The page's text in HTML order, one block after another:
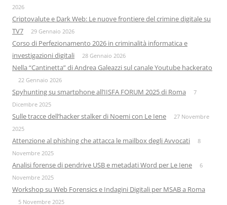
2026
Criptovalute e Dark Web: Le nuove frontiere del crimine digitale su
TV7
29 Gennaio 2026
Corso di Perfezionamento 2026 in criminalità informatica e
investigazioni digitali
28 Gennaio 2026
Nella “Cantinetta” di Andrea Galeazzi sul canale Youtube hackerato
22 Gennaio 2026
Spyhunting su smartphone all’IISFA FORUM 2025 di Roma
7
Dicembre 2025
Sulle tracce dell’hacker stalker di Noemi con Le Iene
27 Novembre
2025
Attenzione al phishing che attacca le mailbox degli Avvocati
8
Novembre 2025
Analisi forense di pendrive USB e metadati Word per Le Iene
6
Novembre 2025
Workshop su Web Forensics e Indagini Digitali per MSAB a Roma
5 Novembre 2025